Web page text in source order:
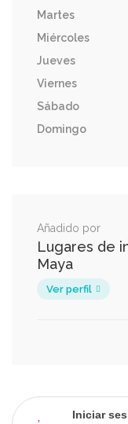
Martes
Miércoles
Jueves
Viernes
Sábado
Domingo
Añadido por
Lugares de
Maya
Ver perfil
Iniciar